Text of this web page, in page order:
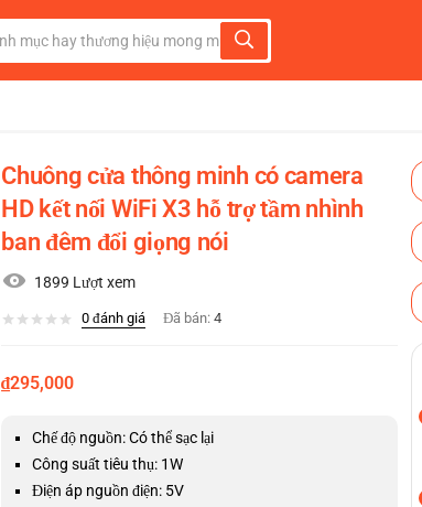
Chuông cửa thông minh có camera
HD kết nối WiFi X3 hỗ trợ tầm nhình
ban đêm đổi giọng nói
1899 Lượt xem
0 đánh giá Đã bán:4
₫295,000
Chế độ nguồn: Có thể sạc lại
Công suất tiêu thụ: 1W
Điện áp nguồn điện: 5V